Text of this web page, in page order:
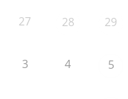
27 28 29
3 4 5